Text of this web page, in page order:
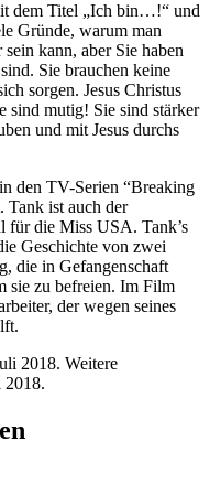
dem Titel „Ich bin…!“ und
Gründe, warum man
sein kann, aber Sie haben
Sie brauchen keine
sorgen. Jesus Christus
sind mutig! Sie sind stärker
und mit Jesus durchs
den TV-Serien “Breaking
Tank ist auch der
für die Miss USA. Tank’s
Geschichte von zwei
die in Gefangenschaft
sie zu befreien. Im Film
der wegen seines
2018. Weitere
2018.